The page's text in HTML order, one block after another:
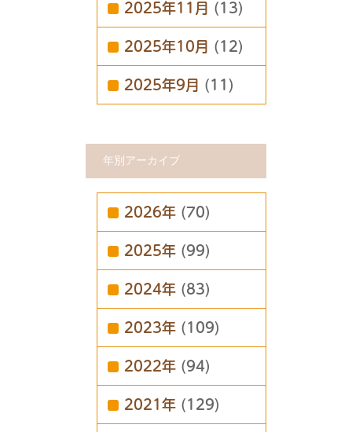
2025年11月 (13)
2025年10月 (12)
2025年9月 (11)
年別アーカイブ
2026年 (70)
2025年 (99)
2024年 (83)
2023年 (109)
2022年 (94)
2021年 (129)